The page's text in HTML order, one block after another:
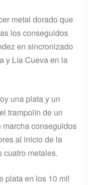
metal dorado que
los conseguidos
en sincronizado
y Lía Cueva en la
una plata y un
trampolín de un
marcha conseguidos
al inicio de la
metales.
plata en los 10 mil